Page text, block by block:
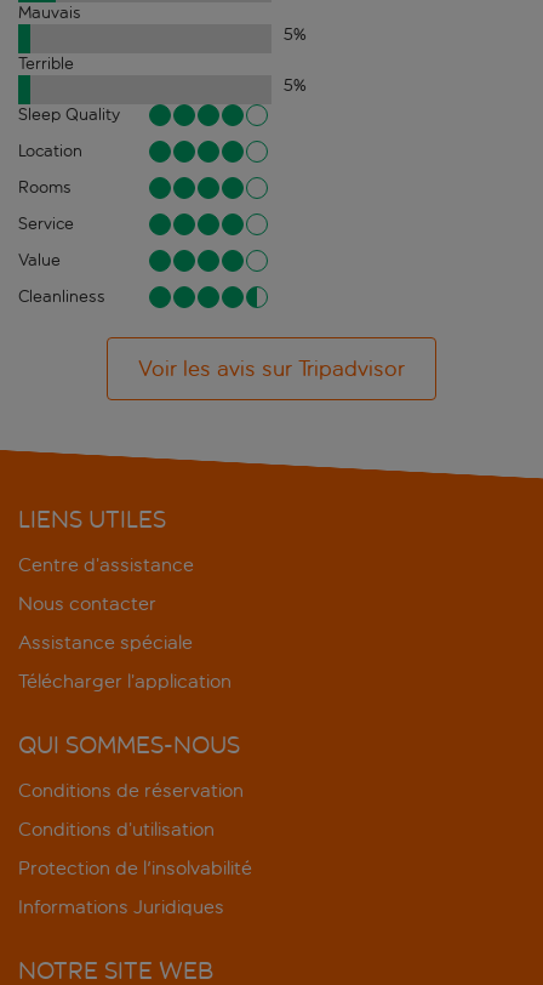
Mauvais
5%
Terrible
5%
Sleep Quality
Location
Rooms
Service
Value
Cleanliness
Voir les avis sur Tripadvisor
LIENS UTILES
Centre d’assistance
Nous contacter
Assistance spéciale
Télécharger l’application
QUI SOMMES-NOUS
Conditions de réservation
Conditions d’utilisation
Protection de l'insolvabilité
Informations Juridiques
NOTRE SITE WEB